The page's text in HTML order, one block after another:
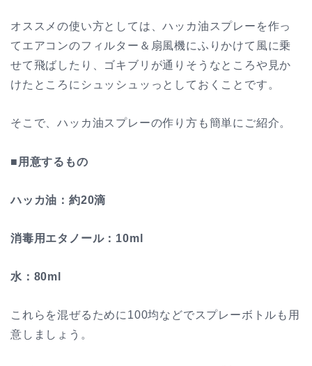
オススメの使い方としては、ハッカ油スプレーを作っ
てエアコンのフィルター＆扇風機にふりかけて風に乗
せて飛ばしたり、ゴキブリが通りそうなところや見か
けたところにシュッシュッっとしておくことです。
そこで、ハッカ油スプレーの作り方も簡単にご紹介。
■用意するもの
ハッカ油：約20滴
消毒用エタノール：10ml
水：80ml
これらを混ぜるために100均などでスプレーボトルも用
意しましょう。